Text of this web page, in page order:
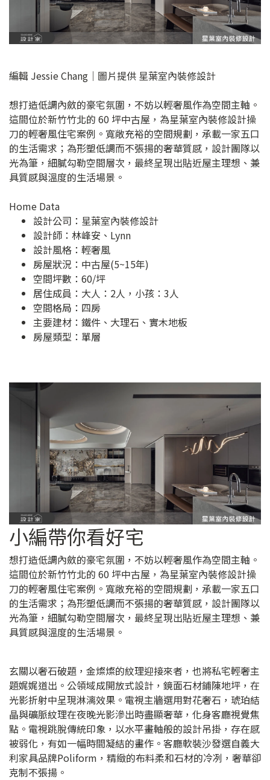
編輯 Jessie Chang｜圖片提供 星葉室內裝修設計
想打造低調內斂的豪宅氛圍，不妨以輕奢風作為空間主軸。
這間位於新竹竹北的 60 坪中古屋，為星葉室內裝修設計操
刀的輕奢風住宅案例。寬敞充裕的空間規劃，承載一家五口
的生活需求；為形塑低調而不張揚的奢華質感，設計團隊以
光為筆，細膩勾勒空間層次，最終呈現出貼近屋主理想、兼
具質感與溫度的生活場景。
Home Data
設計公司： 星葉室內裝修設計
設計師：林峰安、Lynn
設計風格：輕奢風
房屋狀況：中古屋(5~15年)
空間坪數：60/坪
居住成員：大人：2人，小孩：3人
空間格局：四房
主要建材：鐵件、大理石、實木地板
房屋類型：單層
小編帶你看好宅
想打造低調內斂的豪宅氛圍，不妨以輕奢風作為空間主軸。
這間位於新竹竹北的 60 坪中古屋，為星葉室內裝修設計操
刀的輕奢風住宅案例。寬敞充裕的空間規劃，承載一家五口
的生活需求；為形塑低調而不張揚的奢華質感，設計團隊以
光為筆，細膩勾勒空間層次，最終呈現出貼近屋主理想、兼
具質感與溫度的生活場景。
玄關以奢石破題，金燦燦的紋理迎接來者，也將私宅輕奢主
題娓娓道出。公領域成開放式設計，鏡面石材鋪陳地坪，在
光影折射中呈現淋漓效果。電視主牆選用對花奢石，琥珀結
晶與礦脈紋理在夜晚光影滲出時盡顯奢華，化身客廳視覺焦
點。電視跳脫傳統印象，以水平畫軸般的設計吊掛，存在感
被弱化，有如一幅時間凝結的畫作。客廳軟裝沙發選自義大
利家具品牌Poliform，精緻的布料柔和石材的冷冽，奢華卻
克制不張揚。